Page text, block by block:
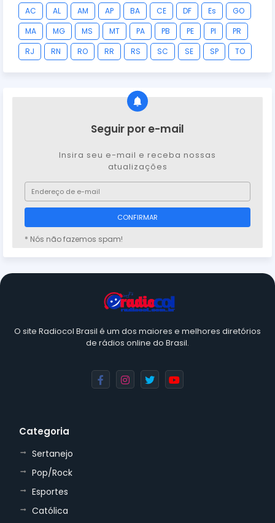
AC AL AM AP BA CE DF Es
GO
MA
MG MS MT PA PB PE PI
PR
RJ
RN RO RR RS SC SE SP TO
Seguir por e-mail
Insira seu e-mail e receba nossas
atualizações
* Nós não fazemos spam!
O site Radiocol Brasil é um dos maiores e melhores diretórios
de rádios online do Brasil.
Categoria
Sertanejo
Pop/Rock
Esportes
Católica